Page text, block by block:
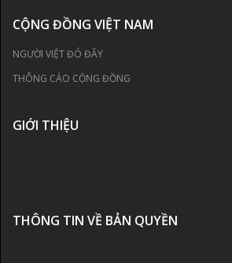
CỘNG ĐỒNG VIỆT NAM
NGƯỜI VIỆT ĐÓ ĐÂY
THÔNG CÁO CỘNG ĐỒNG
GIỚI THIỆU
THÔNG TIN VỀ BẢN QUYỀN